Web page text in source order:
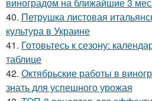
40. Петрушка листовая
культура в Украине
41. Готовьтесь к сезону:
таблице
42. Октябрьские работы в
знать для успешного урожая